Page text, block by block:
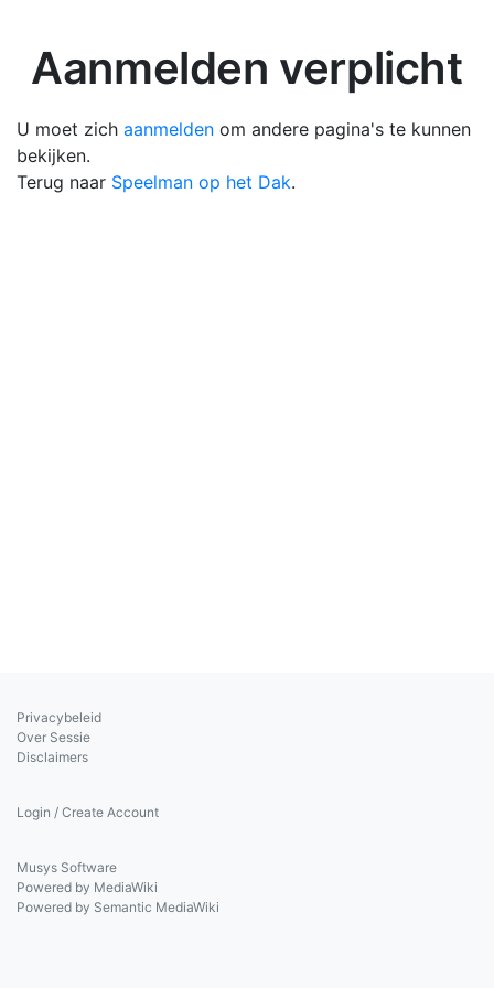
Aanmelden verplicht
U moet zich aanmelden om andere pagina's te kunnen
bekijken.
Terug naar Speelman op het Dak.
Privacybeleid
Over Sessie
Disclaimers
Login / Create Account
Musys Software
Powered by MediaWiki
Powered by Semantic MediaWiki